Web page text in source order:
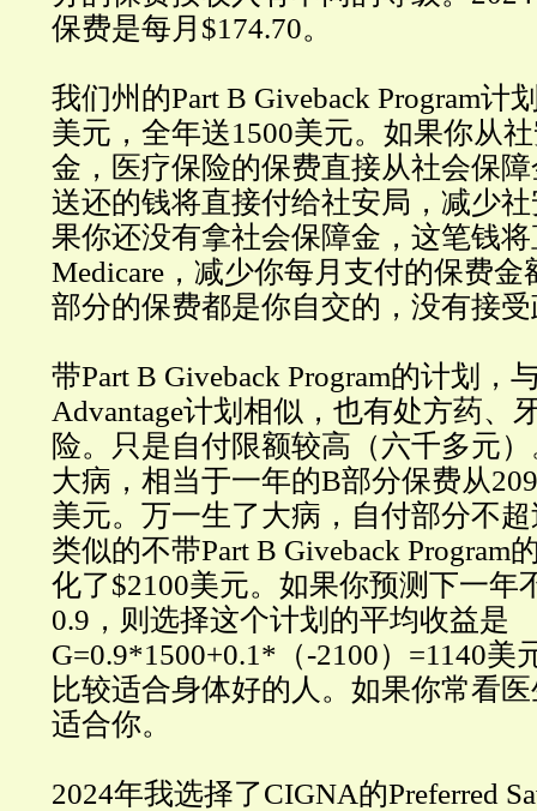
保费是每月$174.70。
我们州的Part B Giveback Program计
美元，全年送1500美元。如果你从
金，医疗保险的保费直接从社会保
送还的钱将直接付给社安局，减少
果你还没有拿社会保障金，这笔钱
Medicare，减少你每月支付的保费
部分的保费都是你自交的，没有接
带Part B Giveback Program的计划，
Advantage计划相似，也有处方药、
险。只是自付限额较高（六千多元
大病，相当于一年的B部分保费从
美元。万一生了大病，自付部分不
类似的不带Part B Giveback Program
化了$2100美元。如果你预测下一年
0.9，则选择这个计划的平均收益是
G=0.9*1500+0.1*（-2100）=1140美
比较适合身体好的人。如果你常看
适合你。
2024年我选择了CIGNA的Preferred